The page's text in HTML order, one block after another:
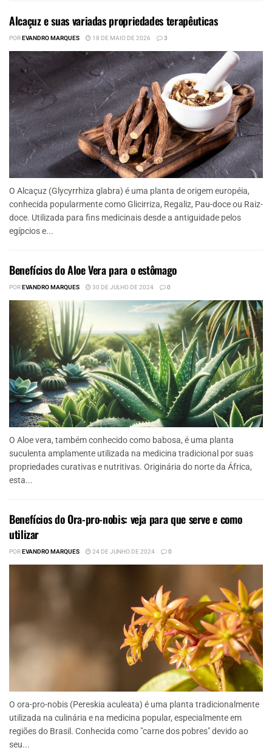
Alcaçuz e suas variadas propriedades terapêuticas
POREVANDRO MARQUES 18 DE MAIO DE 2026 3
O Alcaçuz (Glycyrrhiza glabra) é uma planta de origem européia,
conhecida popularmente como Glicirriza, Regaliz, Pau-doce ou Raiz-
doce. Utilizada para fins medicinais desde a antiguidade pelos
egípcios e...
Benefícios do Aloe Vera para o estômago
POREVANDRO MARQUES 30 DE JULHO DE 2024 0
O Aloe vera, também conhecido como babosa, é uma planta
suculenta amplamente utilizada na medicina tradicional por suas
propriedades curativas e nutritivas. Originária do norte da África,
esta...
Benefícios do Ora-pro-nobis: veja para que serve e como
utilizar
POREVANDRO MARQUES 24 DE JUNHO DE 2024 0
O ora-pro-nobis (Pereskia aculeata) é uma planta tradicionalmente
utilizada na culinária e na medicina popular, especialmente em
regiões do Brasil. Conhecida como "carne dos pobres" devido ao
seu...